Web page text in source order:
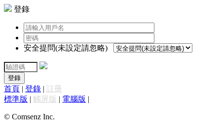
登錄
安全提問(未設定請忽略)
登錄
首頁 | 登錄 | 註冊
標準版 | 觸屏版 | 電腦版 |
© Comsenz Inc.